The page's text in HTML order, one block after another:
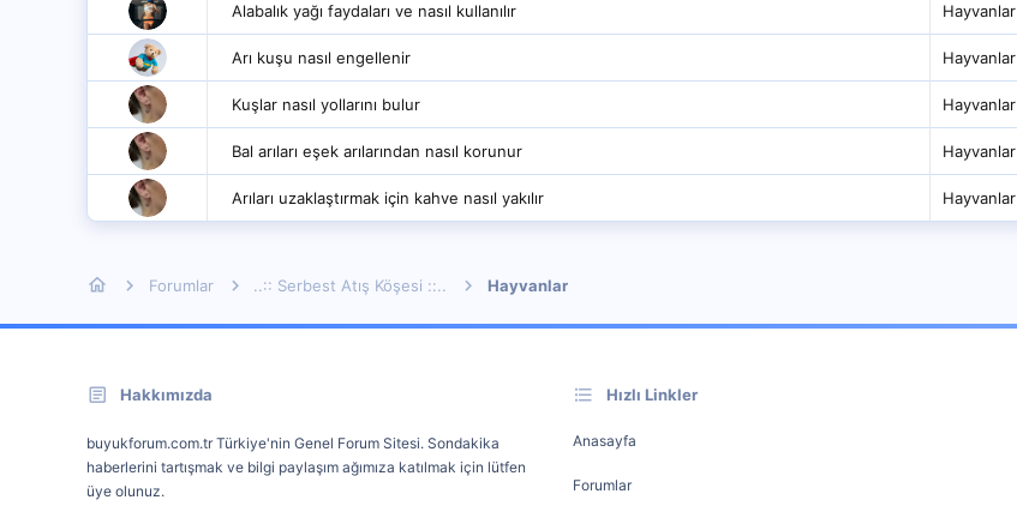
Alabalık yağı faydaları ve nasıl kullanılır Hayvanlar
Arı kuşu nasıl engellenir Hayvanlar
Kuşlar nasıl yollarını bulur Hayvanlar
Bal arıları eşek arılarından nasıl korunur Hayvanlar
Arıları uzaklaştırmak için kahve nasıl yakılır Hayvanlar
Forumlar ..:: Serbest Atış Köşesi ::.. Hayvanlar
Hakkımızda
buyukforum.com.tr Türkiye'nin Genel Forum Sitesi. Sondakika
haberlerini tartışmak ve bilgi paylaşım ağımıza katılmak için lütfen
üye olunuz.
Hızlı Linkler
Anasayfa
Forumlar